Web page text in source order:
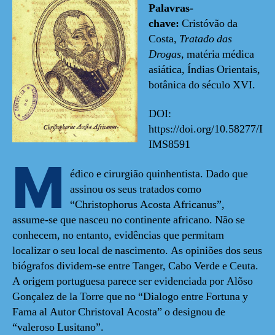
Palavras-
chave: Cristóvão da
Costa, Tratado das
Drogas, matéria médica
asiática, Índias Orientais,
botânica do século XVI.
DOI:
https://doi.org/10.58277/I
IMS8591
M
édico e cirurgião quinhentista. Dado que
assinou os seus tratados como
“Christophorus Acosta Africanus”,
assume-se que nasceu no continente africano. Não se
conhecem, no entanto, evidências que permitam
localizar o seu local de nascimento. As opiniões dos seus
biógrafos dividem-se entre Tanger, Cabo Verde e Ceuta.
A origem portuguesa parece ser evidenciada por Alõso
Gonçalez de la Torre que no “Dialogo entre Fortuna y
Fama al Autor Christoval Acosta” o designou de
“valeroso Lusitano”.